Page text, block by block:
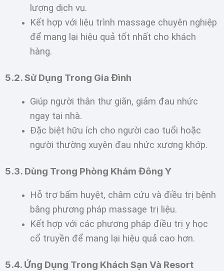
lượng dịch vụ.
Kết hợp với liệu trình massage chuyên nghiệp
để mang lại hiệu quả tốt nhất cho khách
hàng.
5.2. Sử Dụng Trong Gia Đình
Giúp người thân thư giãn, giảm đau nhức
ngay tại nhà.
Đặc biệt hữu ích cho người cao tuổi hoặc
người thường xuyên đau nhức xương khớp.
5.3. Dùng Trong Phòng Khám Đông Y
Hỗ trợ bấm huyệt, châm cứu và điều trị bệnh
bằng phương pháp massage trị liệu.
Kết hợp với các phương pháp điều trị y học
cổ truyền để mang lại hiệu quả cao hơn.
5.4. Ứng Dụng Trong Khách Sạn Và Resort